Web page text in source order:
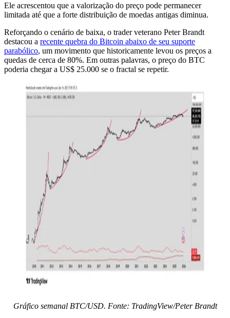
Ele acrescentou que a valorização do preço pode permanecer
limitada até que a forte distribuição de moedas antigas diminua.
Reforçando o cenário de baixa, o trader veterano Peter Brandt
destacou a recente quebra do Bitcoin abaixo de seu suporte
parabólico, um movimento que historicamente levou os preços a
quedas de cerca de 80%. Em outras palavras, o preço do BTC
poderia chegar a US$ 25.000 se o fractal se repetir.
Gráfico semanal BTC/USD. Fonte: TradingView/Peter Brandt